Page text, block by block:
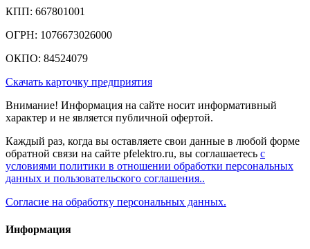
КПП: 667801001
ОГРН: 1076673026000
ОКПО: 84524079
Скачать карточку предприятия
Внимание! Информация на сайте носит информативный
характер и не является публичной офертой.
Каждый раз, когда вы оставляете свои данные в любой форме
обратной связи на сайте pfelektro.ru, вы соглашаетесь с
условиями политики в отношении обработки персональных
данных и пользовательского соглашения..
Согласие на обработку персональных данных.
Информация